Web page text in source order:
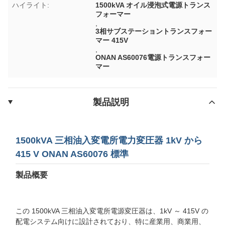
ハイライト:
1500kVA オイル浸泡式電源トランス
フォーマー
3相サブステーショントランスフォー
マー 415V
ONAN AS60076電源トランスフォー
マー
製品説明
1500kVA 三相油入変電所電力変圧器 1kV から
415 V ONAN AS60076 標準
製品概要
この 1500kVA 三相油入変電所電源変圧器は、1kV ～ 415V の
配電システム向けに設計されており、特に産業用、商業用、